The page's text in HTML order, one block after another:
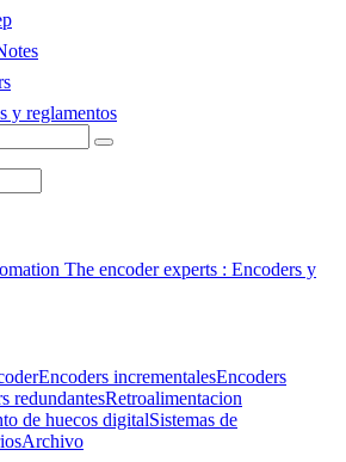
y reglamentos
The encoder experts : Encoders y
Encoders incrementalesEncoders
redundantesRetroalimentacion
de huecos digitalSistemas de
Archivo